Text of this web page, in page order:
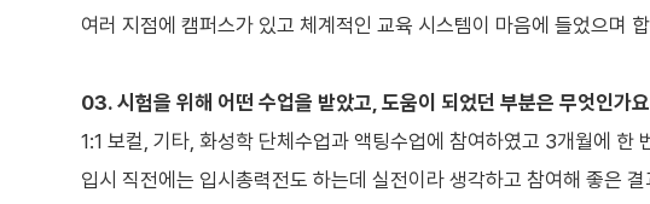
여러 지점에 캠퍼스가 있고 체계적인 교육 시스템이 마음에 들었으며
03. 시험을 위해 어떤 수업을 받았고, 도움이 되었던 부분은 무엇인가
1:1 보컬, 기타, 화성학 단체수업과 액팅수업에 참여하였고 3개월에 한
입시 직전에는 입시총력전도 하는데 실전이라 생각하고 참여해 좋은